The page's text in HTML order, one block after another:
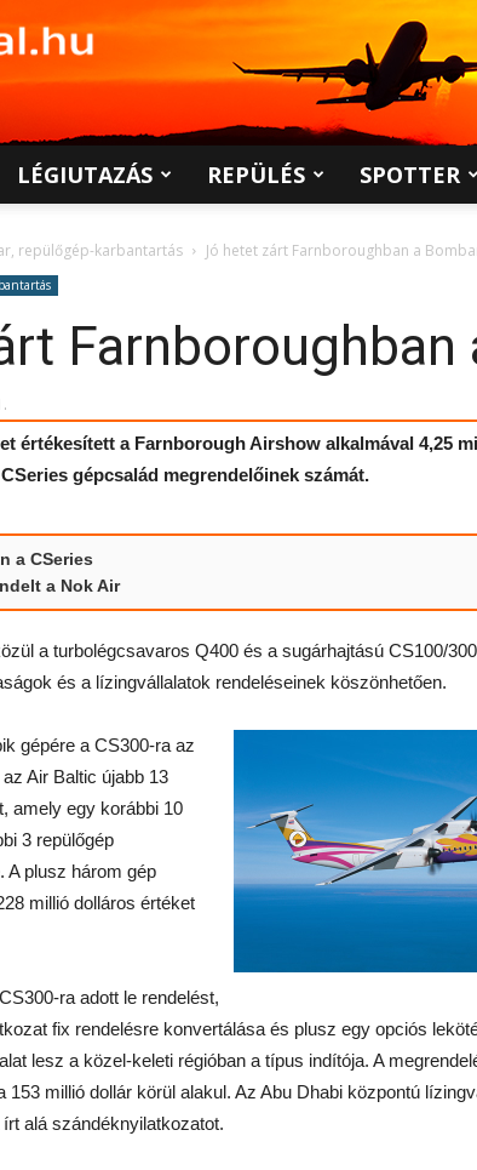
LÉGIUTAZÁS REPÜLÉS SPOTTER
repülőgép-karbantartás Jó hetet zárt Farnboroughban a
Farnboroughban
értékesített a Farnborough Airshow alkalmával 4,25
gépcsalád megrendelőinek számát.
a CSeries
a Nok Air
a turbolégcsavaros Q400 és a sugárhajtású CS100/
és a lízingvállalatok rendeléseinek köszönhetően.
gépére a CS300-ra az
Air Baltic újabb 13
amely egy korábbi 10
3 repülőgép
A plusz három gép
millió dolláros értéket
ra adott le rendelést,
fix rendelésre konvertálása és plusz egy opciós
lesz a közel-keleti régióban a típus indítója. A
millió dollár körül alakul. Az Abu Dhabi központú
alá szándéknyilatkozatot.